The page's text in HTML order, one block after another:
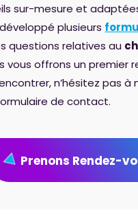
sur-mesure et
plusieurs
questions relatives au
vous offrons un premier
n’hésitez pas
de contact.
Prenons Rendez-